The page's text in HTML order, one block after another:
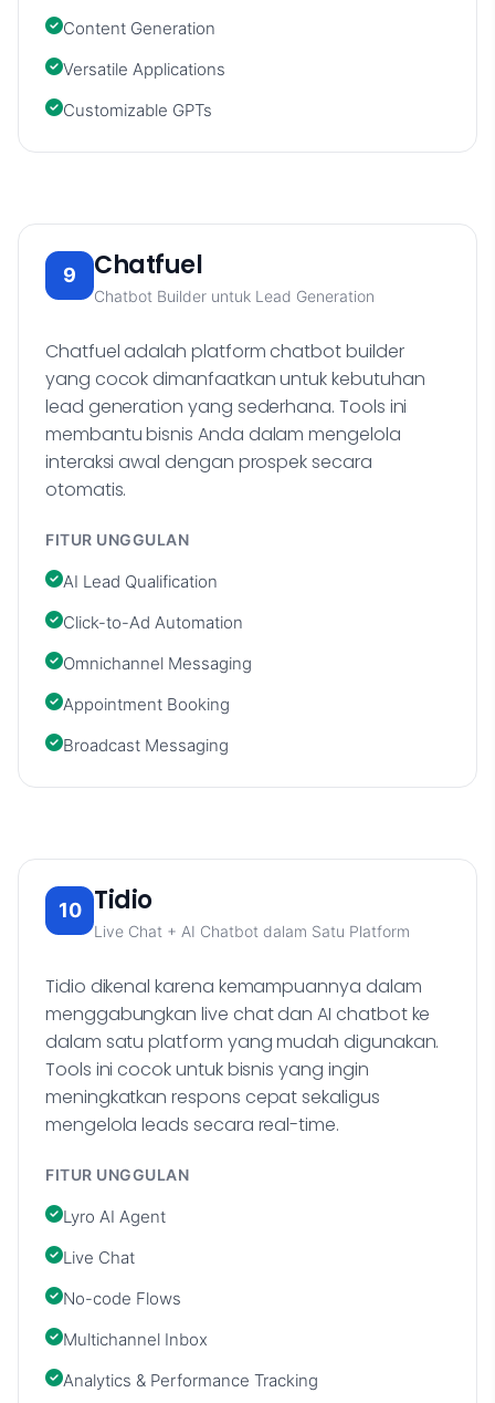
Content Generation
Versatile Applications
Customizable GPTs
9 Chatfuel
Chatbot Builder untuk Lead Generation
Chatfuel adalah platform chatbot builder
yang cocok dimanfaatkan untuk kebutuhan
lead generation yang sederhana. Tools ini
membantu bisnis Anda dalam mengelola
interaksi awal dengan prospek secara
otomatis.
FITUR UNGGULAN
AI Lead Qualification
Click-to-Ad Automation
Omnichannel Messaging
Appointment Booking
Broadcast Messaging
10 Tidio
Live Chat + AI Chatbot dalam Satu Platform
Tidio dikenal karena kemampuannya dalam
menggabungkan live chat dan AI chatbot ke
dalam satu platform yang mudah digunakan.
Tools ini cocok untuk bisnis yang ingin
meningkatkan respons cepat sekaligus
mengelola leads secara real-time.
FITUR UNGGULAN
Lyro AI Agent
Live Chat
No-code Flows
Multichannel Inbox
Analytics & Performance Tracking